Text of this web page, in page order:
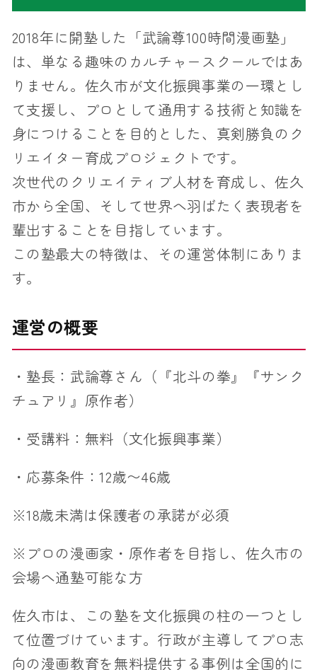
2018年に開塾した「武論尊100時間漫画塾」
は、単なる趣味のカルチャースクールではあ
りません。佐久市が文化振興事業の一環とし
て支援し、プロとして通用する技術と知識を
身につけることを目的とした、真剣勝負のク
リエイター育成プロジェクトです。
次世代のクリエイティブ人材を育成し、佐久
市から全国、そして世界へ羽ばたく表現者を
輩出することを目指しています。
この塾最大の特徴は、その運営体制にありま
す。
運営の概要
・塾長：武論尊さん（『北斗の拳』『サンク
チュアリ』原作者）
・受講料：無料（文化振興事業）
・応募条件：12歳〜46歳
※18歳未満は保護者の承諾が必須
※プロの漫画家・原作者を目指し、佐久市の
会場へ通塾可能な方
佐久市は、この塾を文化振興の柱の一つとし
て位置づけています。行政が主導してプロ志
向の漫画教育を無料提供する事例は全国的に